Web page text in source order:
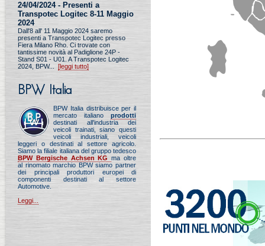
24/04/2024 - Presenti a
Transpotec Logitec 8-11 Maggio
2024
Dall'8 all' 11 Maggio 2024 saremo
presenti a Transpotec Logitec presso
Fiera Milano Rho. Ci trovate con
tantissime novità al Padiglione 24P -
Stand S01 - U01. A Transpotec Logitec
2024, BPW... [leggi tutto]
BPW Italia
BPW Italia distribuisce per il
mercato italiano prodotti
destinati all'industria dei
veicoli trainati, siano questi
veicoli industriali, veicoli
leggeri o destinati al settore agricolo.
Siamo la filiale italiana del gruppo tedesco
BPW Bergische Achsen KGma oltre
al rinomato marchio BPW siamo partner
dei principali produttori europei di
componenti destinati al settore
Automotive.
Leggi...